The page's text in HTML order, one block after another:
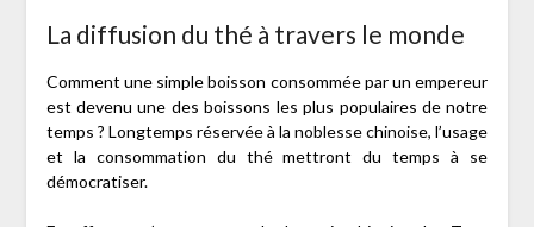
La diffusion du thé à travers le monde
Comment une simple boisson consommée par un empereur
est devenu une des boissons les plus populaires de notre
temps ? Longtemps réservée à la noblesse chinoise, l’usage
et la consommation du thé mettront du temps à se
démocratiser.